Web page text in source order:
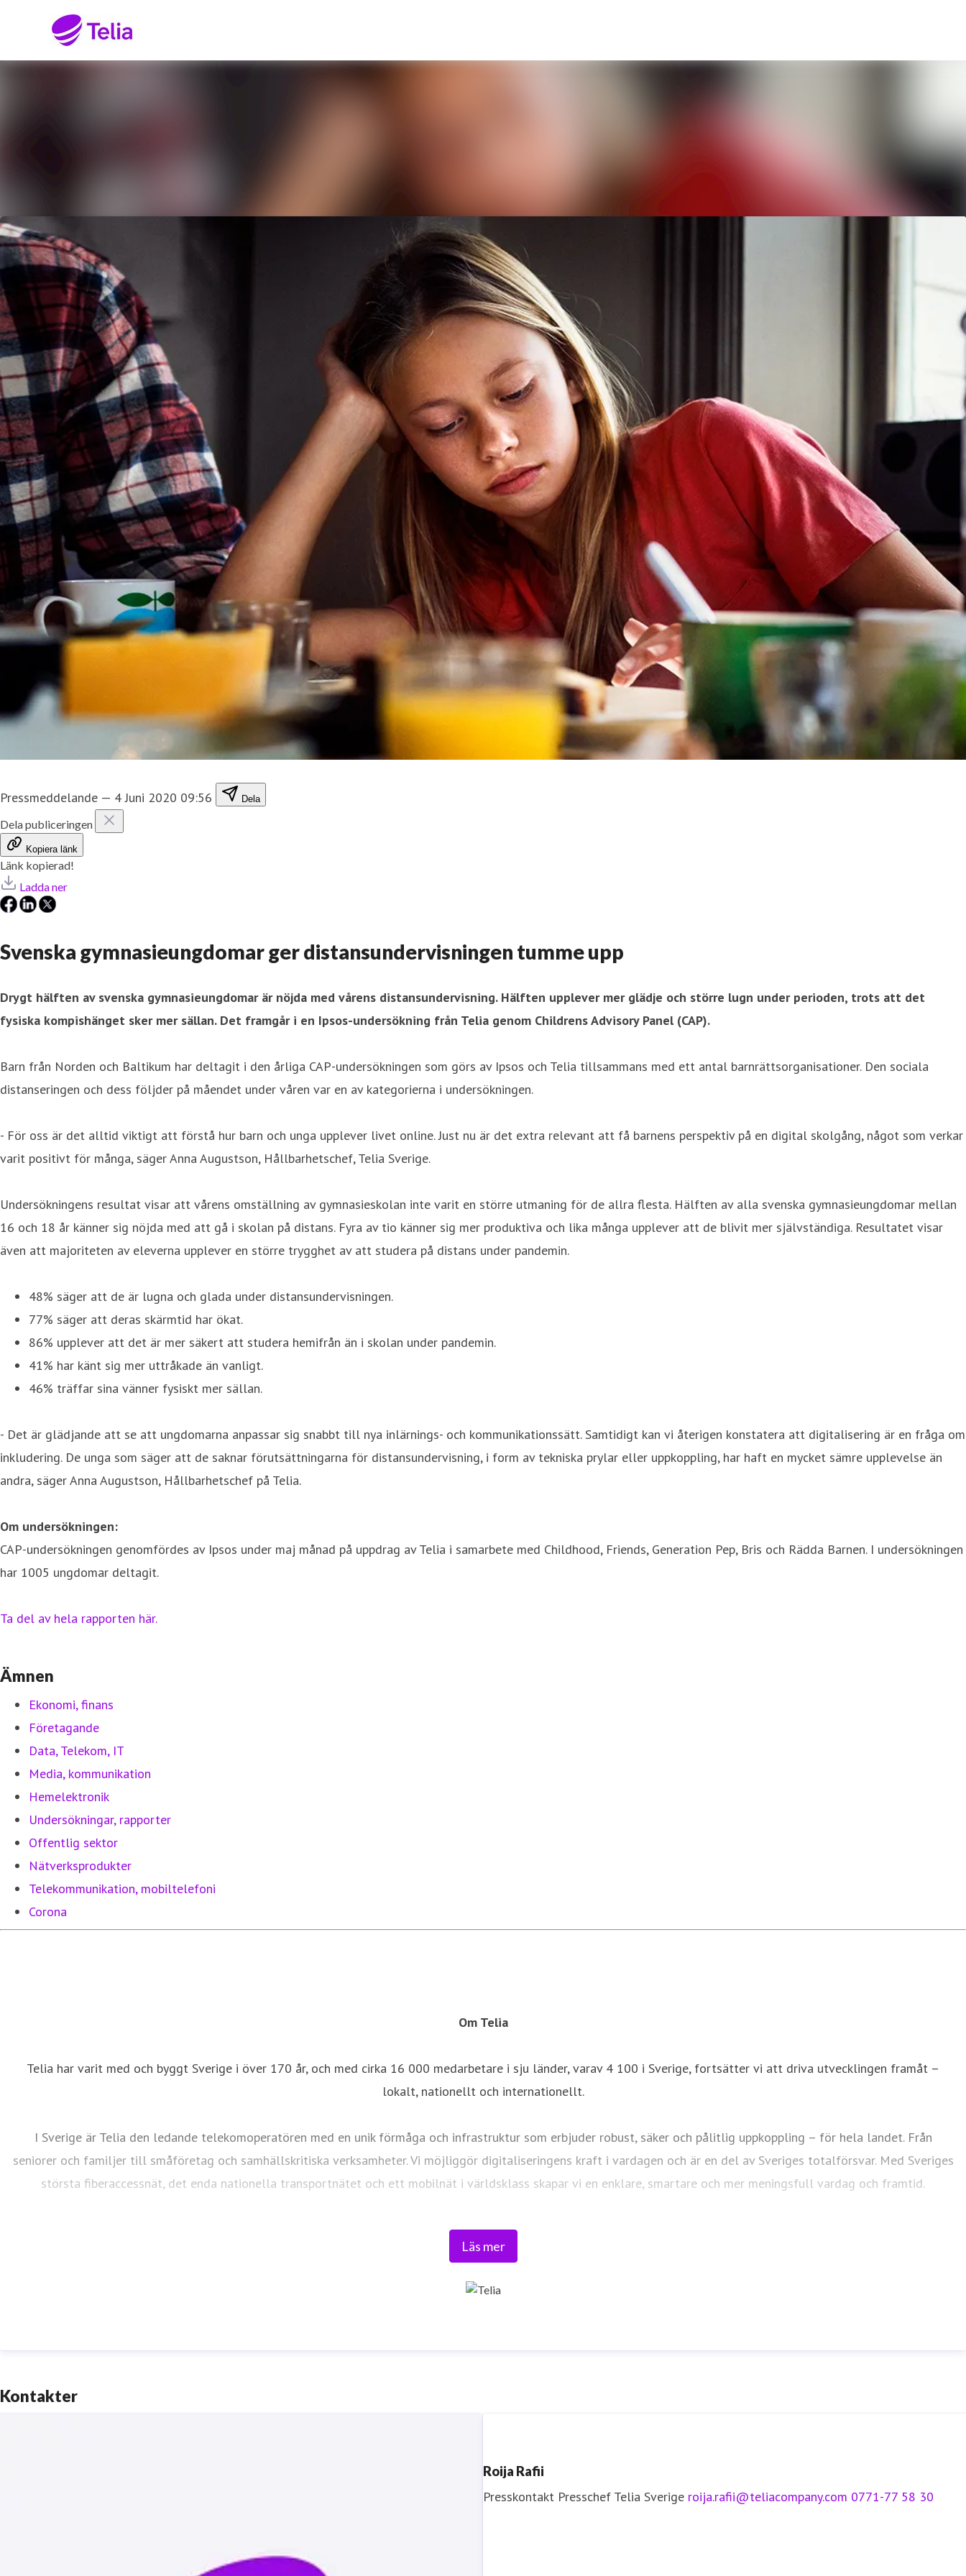
Pressmeddelande — 4 Juni 2020 09:56 Dela
Dela publiceringen
Kopiera länk
Länk kopierad!
Ladda ner
Svenska gymnasieungdomar ger distansundervisningen tumme upp
Drygt hälften av svenska gymnasieungdomar är nöjda med vårens distansundervisning. Hälften upplever mer glädje och större lugn under perioden, trots att det
fysiska kompishänget sker mer sällan. Det framgår i en Ipsos-undersökning från Telia genom Childrens Advisory Panel (CAP).
Barn från Norden och Baltikum har deltagit i den årliga CAP-undersökningen som görs av Ipsos och Telia tillsammans med ett antal barnrättsorganisationer. Den sociala
distanseringen och dess följder på måendet under våren var en av kategorierna i undersökningen.
- För oss är det alltid viktigt att förstå hur barn och unga upplever livet online. Just nu är det extra relevant att få barnens perspektiv på en digital skolgång, något som verkar
varit positivt för många, säger Anna Augustson, Hållbarhetschef, Telia Sverige.
Undersökningens resultat visar att vårens omställning av gymnasieskolan inte varit en större utmaning för de allra flesta. Hälften av alla svenska gymnasieungdomar mellan
16 och 18 år känner sig nöjda med att gå i skolan på distans. Fyra av tio känner sig mer produktiva och lika många upplever att de blivit mer självständiga. Resultatet visar
även att majoriteten av eleverna upplever en större trygghet av att studera på distans under pandemin.
48% säger att de är lugna och glada under distansundervisningen.
77% säger att deras skärmtid har ökat.
86% upplever att det är mer säkert att studera hemifrån än i skolan under pandemin.
41% har känt sig mer uttråkade än vanligt.
46% träffar sina vänner fysiskt mer sällan.
- Det är glädjande att se att ungdomarna anpassar sig snabbt till nya inlärnings- och kommunikationssätt. Samtidigt kan vi återigen konstatera att digitalisering är en fråga om
inkludering. De unga som säger att de saknar förutsättningarna för distansundervisning, i form av tekniska prylar eller uppkoppling, har haft en mycket sämre upplevelse än
andra, säger Anna Augustson, Hållbarhetschef på Telia.
Om undersökningen:
CAP-undersökningen genomfördes av Ipsos under maj månad på uppdrag av Telia i samarbete med Childhood, Friends, Generation Pep, Bris och Rädda Barnen. I undersökningen
har 1005 ungdomar deltagit.
Ta del av hela rapporten här.
Ämnen
Ekonomi, finans
Företagande
Data, Telekom, IT
Media, kommunikation
Hemelektronik
Undersökningar, rapporter
Offentlig sektor
Nätverksprodukter
Telekommunikation, mobiltelefoni
Corona
Om Telia
Telia har varit med och byggt Sverige i över 170 år, och med cirka 16 000 medarbetare i sju länder, varav 4 100 i Sverige, fortsätter vi att driva utvecklingen framåt –
lokalt, nationellt och internationellt.
I Sverige är Telia den ledande telekomoperatören med en unik förmåga och infrastruktur som erbjuder robust, säker och pålitlig uppkoppling – för hela landet. Från
seniorer och familjer till småföretag och samhällskritiska verksamheter. Vi möjliggör digitaliseringens kraft i vardagen och är en del av Sveriges totalförsvar. Med Sveriges
största fiberaccessnät, det enda nationella transportnätet och ett mobilnät i världsklass skapar vi en enklare, smartare och mer meningsfull vardag och framtid.
Tryggt, hållbart och säkert. Det är
Läs mer
Kontakter
Roija Rafii
Presskontakt Presschef Telia Sverige roija.rafii@teliacompany.com 0771-77 58 30